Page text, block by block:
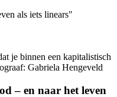
als iets linears
je binnen een kapitalistisch
Gabriela Hengeveld
– en naar het leven